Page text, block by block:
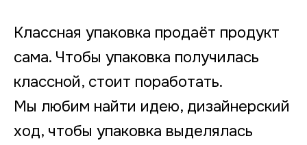
Классная упаковка продаёт продукт
сама. Чтобы упаковка получилась
классной, стоит поработать.
Мы любим найти идею, дизайнерский
ход, чтобы упаковка выделялась